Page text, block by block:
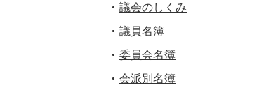
議会のしくみ
議員名簿
委員会名簿
会派別名簿